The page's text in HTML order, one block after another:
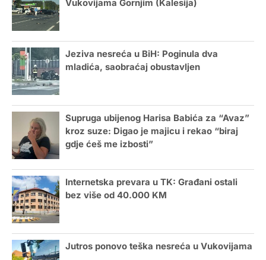
Vukovijama Gornjim (Kalesija)
Jeziva nesreća u BiH: Poginula dva
mladića, saobraćaj obustavljen
Supruga ubijenog Harisa Babića za “Avaz”
kroz suze: Digao je majicu i rekao “biraj
gdje ćeš me izbosti”
Internetska prevara u TK: Građani ostali
bez više od 40.000 KM
Jutros ponovo teška nesreća u Vukovijama